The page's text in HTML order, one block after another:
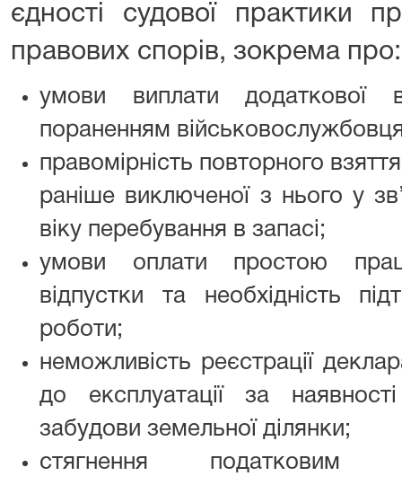
єдності судової практики
правових спорів, зокрема про:
умови виплати додаткової
пораненням
правомірність повторного
раніше виключеної з нього у
віку перебування в запасі;
умови оплати простою
відпустки та необхідність
роботи;
неможливість реєстрації
до експлуатації за
забудови земельної ділянки;
стягнення податковим